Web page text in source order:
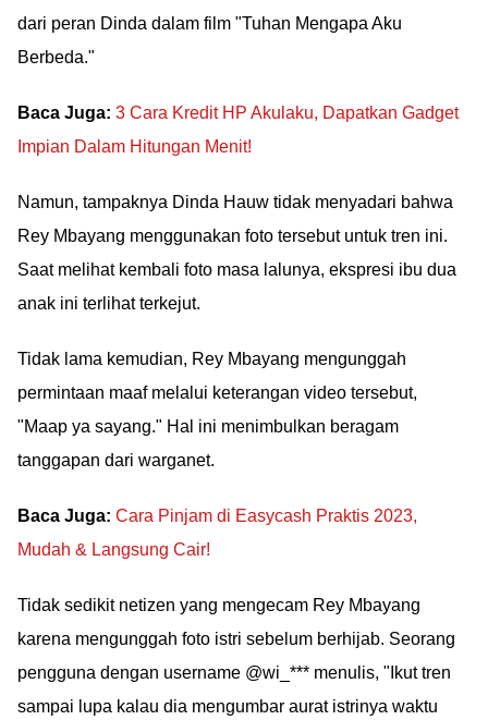
dari peran Dinda dalam film "Tuhan Mengapa Aku
Berbeda."
Baca Juga: 3 Cara Kredit HP Akulaku, Dapatkan Gadget
Impian Dalam Hitungan Menit!
Namun, tampaknya Dinda Hauw tidak menyadari bahwa
Rey Mbayang menggunakan foto tersebut untuk tren ini.
Saat melihat kembali foto masa lalunya, ekspresi ibu dua
anak ini terlihat terkejut.
Tidak lama kemudian, Rey Mbayang mengunggah
permintaan maaf melalui keterangan video tersebut,
"Maap ya sayang." Hal ini menimbulkan beragam
tanggapan dari warganet.
Baca Juga: Cara Pinjam di Easycash Praktis 2023,
Mudah & Langsung Cair!
Tidak sedikit netizen yang mengecam Rey Mbayang
karena mengunggah foto istri sebelum berhijab. Seorang
pengguna dengan username @wi_*** menulis, "Ikut tren
sampai lupa kalau dia mengumbar aurat istrinya waktu